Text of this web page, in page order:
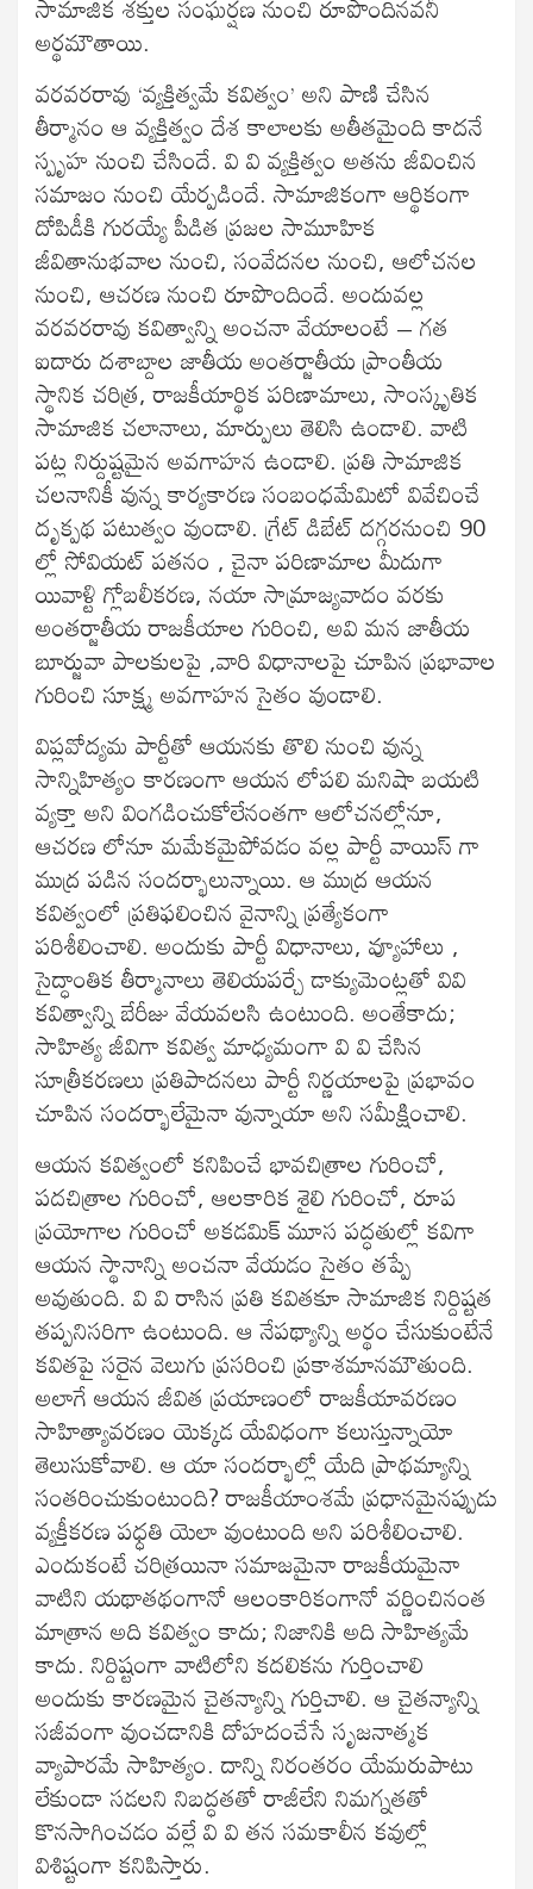
అర్థమౌతాయి.
వరవరరావు ‘వ్యక్తిత్వమే కవిత్వం’ అని పాణి చేసిన
తీర్మానం ఆ వ్యక్తిత్వం దేశ కాలాలకు అతీతమైంది కాదనే
స్పృహ నుంచి చేసిందే. వి వి వ్యక్తిత్వం అతను జీవించిన
సమాజం నుంచి యేర్పడిందే. సామాజికంగా ఆర్థికంగా
దోపిడీకి గురయ్యే పీడిత ప్రజల సామూహిక
జీవితానుభవాల నుంచి, సంవేదనల నుంచి, ఆలోచనల
నుంచి, ఆచరణ నుంచి రూపొందిందే. అందువల్ల
వరవరరావు కవిత్వాన్ని అంచనా వేయాలంటే – గత
ఐదారు దశాబ్దాల జాతీయ అంతర్జాతీయ ప్రాంతీయ
స్థానిక చరిత్ర, రాజకీయార్థిక పరిణామాలు, సాంస్కృతిక
సామాజిక చలానాలు, మార్పులు తెలిసి ఉండాలి. వాటి
పట్ల నిర్దుష్టమైన అవగాహన ఉండాలి. ప్రతి సామాజిక
చలనానికీ వున్న కార్యకారణ సంబంధమేమిటో వివేచించే
దృక్పథ పటుత్వం వుండాలి. గ్రేట్ డిబేట్ దగ్గరనుంచి 90
ల్లో సోవియట్ పతనం , చైనా పరిణామాల మీదుగా
యివాళ్టి గ్లోబలీకరణ, నయా సామ్రాజ్యవాదం వరకు
అంతర్జాతీయ రాజకీయాల గురించి, అవి మన జాతీయ
బూర్జువా పాలకులపై ,వారి విధానాలపై చూపిన ప్రభావాల
గురించి సూక్ష్మ అవగాహన సైతం వుండాలి.
విప్లవోద్యమ పార్టీతో ఆయనకు తొలి నుంచి వున్న
సాన్నిహిత్యం కారణంగా ఆయన లోపలి మనిషా బయటి
వ్యక్తా అని వింగడించుకోలేనంతగా ఆలోచనల్లోనూ,
ఆచరణ లోనూ మమేకమైపోవడం వల్ల పార్టీ వాయిస్ గా
ముద్ర పడిన సందర్భాలున్నాయి. ఆ ముద్ర ఆయన
కవిత్వంలో ప్రతిఫలించిన వైనాన్ని ప్రత్యేకంగా
పరిశీలించాలి. అందుకు పార్టీ విధానాలు, వ్యూహాలు ,
సైద్ధాంతిక తీర్మానాలు తెలియపర్చే డాక్యుమెంట్లతో వివి
కవిత్వాన్ని బేరీజు వేయవలసి ఉంటుంది. అంతేకాదు;
సాహిత్య జీవిగా కవిత్వ మాధ్యమంగా వి వి చేసిన
సూత్రీకరణలు ప్రతిపాదనలు పార్టీ నిర్ణయాలపై ప్రభావం
చూపిన సందర్భాలేమైనా వున్నాయా అని సమీక్షించాలి.
ఆయన కవిత్వంలో కనిపించే భావచిత్రాల గురించో,
పదచిత్రాల గురించో, ఆలకారిక శైలి గురించో, రూప
ప్రయోగాల గురించో అకడమిక్ మూస పద్ధతుల్లో కవిగా
ఆయన స్థానాన్ని అంచనా వేయడం సైతం తప్పే
అవుతుంది. వి వి రాసిన ప్రతి కవితకూ సామాజిక నిర్దిష్టత
తప్పనిసరిగా ఉంటుంది. ఆ నేపథ్యాన్ని అర్థం చేసుకుంటేనే
కవితపై సరైన వెలుగు ప్రసరించి ప్రకాశమానమౌతుంది.
అలాగే ఆయన జీవిత ప్రయాణంలో రాజకీయావరణం
సాహిత్యావరణం యెక్కడ యేవిధంగా కలుస్తున్నాయో
తెలుసుకోవాలి. ఆ యా సందర్భాల్లో యేది ప్రాథమ్యాన్ని
సంతరించుకుంటుంది? రాజకీయాంశమే ప్రధానమైనప్పుడు
వ్యక్తీకరణ పధ్ధతి యెలా వుంటుంది అని పరిశీలించాలి.
ఎందుకంటే చరిత్రయినా సమాజమైనా రాజకీయమైనా
వాటిని యథాతథంగానో ఆలంకారికంగానో వర్ణించినంత
మాత్రాన అది కవిత్వం కాదు; నిజానికి అది సాహిత్యమే
కాదు. నిర్దిష్టంగా వాటిలోని కదలికను గుర్తించాలి
అందుకు కారణమైన చైతన్యాన్ని గుర్తిచాలి. ఆ చైతన్యాన్ని
సజీవంగా వుంచడానికి దోహదంచేసే సృజనాత్మక
వ్యాపారమే సాహిత్యం. దాన్ని నిరంతరం యేమరుపాటు
లేకుండా సడలని నిబద్ధతతో రాజీలేని నిమగ్నతతో
కొనసాగించడం వల్లే వి వి తన సమకాలీన కవుల్లో
విశిష్టంగా కనిపిస్తారు.